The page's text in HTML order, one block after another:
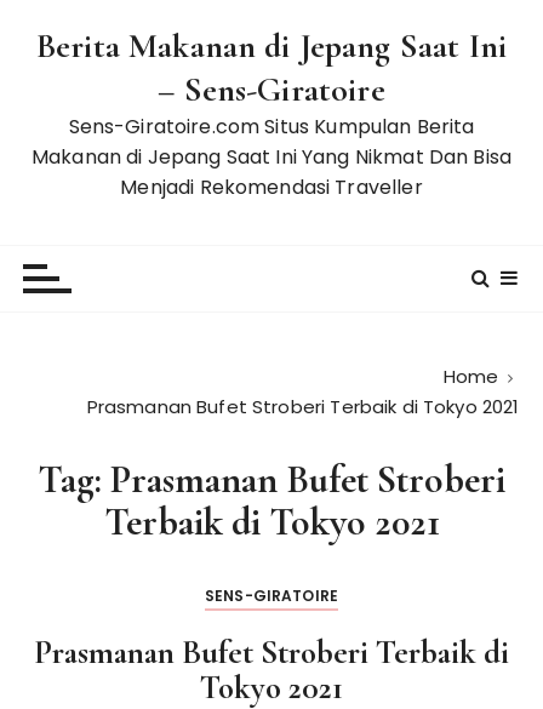
Berita Makanan di Jepang Saat Ini
– Sens-Giratoire
Sens-Giratoire.com Situs Kumpulan Berita
Makanan di Jepang Saat Ini Yang Nikmat Dan Bisa
Menjadi Rekomendasi Traveller
Home
Prasmanan Bufet Stroberi Terbaik di Tokyo 2021
Tag: Prasmanan Bufet Stroberi
Terbaik di Tokyo 2021
SENS-GIRATOIRE
Prasmanan Bufet Stroberi Terbaik di
Tokyo 2021